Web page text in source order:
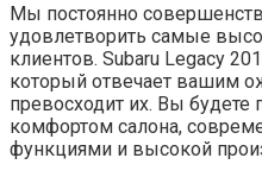
Мы постоянно
удовлетворить самые
клиентов. Subaru Legacy
который отвечает вашим
превосходит их. Вы будете
комфортом салона,
функциями и высокой